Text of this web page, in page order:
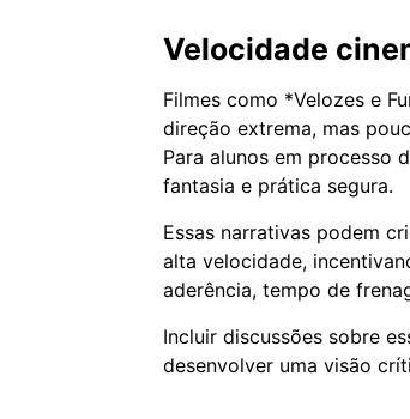
Velocidade
Filmes como *Velozes e
direção extrema, mas
Para alunos em processo
fantasia e prática segura.
Essas narrativas podem
alta velocidade,
aderência, tempo de
Incluir discussões sobre
desenvolver uma visão